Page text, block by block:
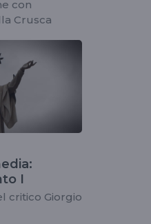
con
Crusca
I
critico Giorgio